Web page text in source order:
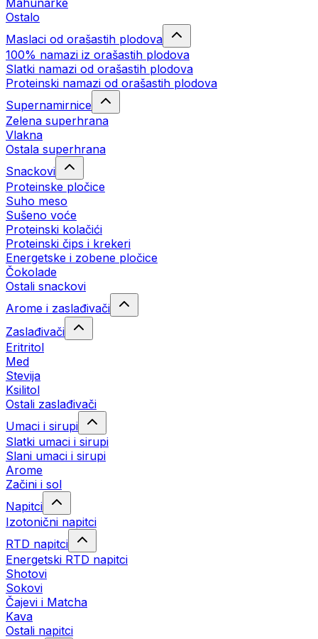
Mahunarke
Ostalo
Maslaci od orašastih plodova
100% namazi iz orašastih plodova
Slatki namazi od orašastih plodova
Proteinski namazi od orašastih plodova
Supernamirnice
Zelena superhrana
Vlakna
Ostala superhrana
Snackovi
Proteinske pločice
Suho meso
Sušeno voće
Proteinski kolačići
Proteinski čips i krekeri
Energetske i zobene pločice
Čokolade
Ostali snackovi
Arome i zaslađivači
Zaslađivači
Eritritol
Med
Stevija
Ksilitol
Ostali zaslađivači
Umaci i sirupi
Slatki umaci i sirupi
Slani umaci i sirupi
Arome
Začini i sol
Napitci
Izotonični napitci
RTD napitci
Energetski RTD napitci
Shotovi
Sokovi
Čajevi i Matcha
Kava
Ostali napitci